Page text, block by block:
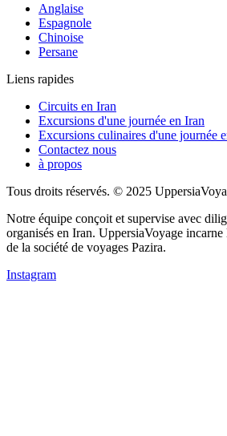
Anglaise
Espagnole
Chinoise
Persane
Liens rapides
Circuits en Iran
Excursions d'une journée en Iran
Excursions culinaires d'une journée
Contactez nous
à propos
Tous droits réservés. © 2025
Notre équipe conçoit et supervise avec
organisés en Iran. UppersiaVoyage
de la société de voyages Pazira.
Instagram